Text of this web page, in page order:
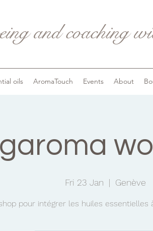
and coaching
oils AromaTouch Events About
Fri 23 Jan
  |
Genève
pour intégrer les huiles essentielles